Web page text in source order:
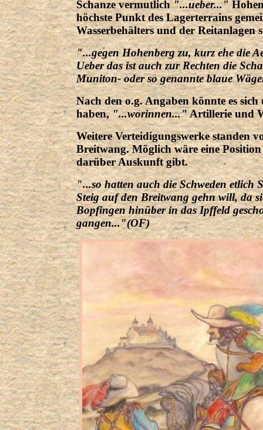
Schanze vermutlich"...ueber..."
höchste Punkt des Lagerterrains
Wasserbehälters und der Reitanlagen
"...gegen Hohenberg zu, kurz ehe die
Ueber das ist auch zur Rechten die
Muniton- oder so genannte blaue
Nach den o.g. Angaben könnte es sich
haben,"...worinnen..."Artillerie und
Weitere Verteidigungswerke standen
Breitwang. Möglich wäre eine
darüber Auskunft gibt.
"...so hatten auch die Schweden etlich
Steig auf den Breitwang gehn will, da
Bopfingen hinüber in das Ipffeld
gangen..."(OF)